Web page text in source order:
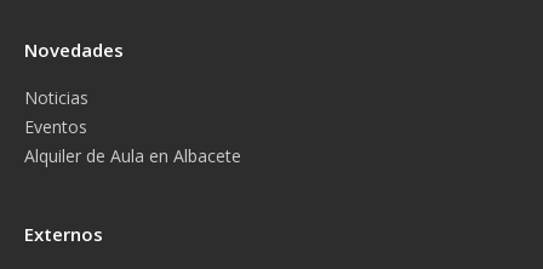
Novedades
Noticias
Eventos
Alquiler de Aula en Albacete
Externos